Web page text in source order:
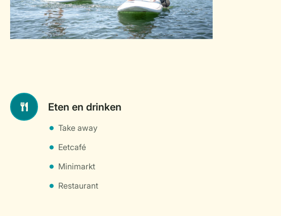
Eten en drinken
Take away
Eetcafé
Minimarkt
Restaurant